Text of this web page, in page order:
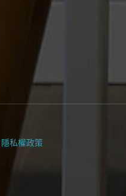
隱私權政策